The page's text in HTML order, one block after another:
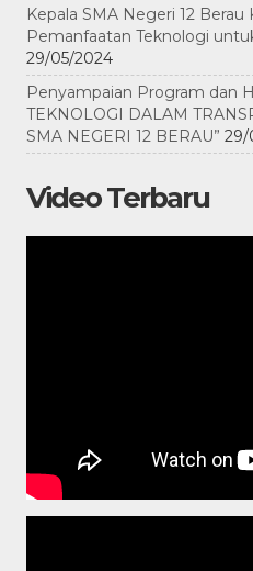
Kepala SMA Negeri 12 Berau
Pemanfaatan Teknologi
29/05/2024
Penyampaian Program dan
TEKNOLOGI DALAM
SMA NEGERI 12 BERAU” 29/
Video Terbaru